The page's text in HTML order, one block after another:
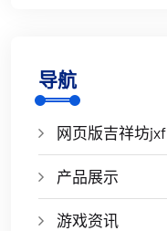
导航
网页版吉祥坊jxf
产品展示
游戏资讯